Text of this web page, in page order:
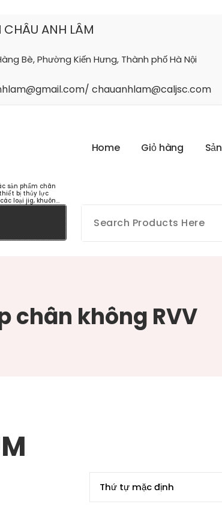
ANH LÂM
Bè, Phường Kiến Hưng, Thành phố Hà Nội
chauanhlam@caljsc.com
sản phẩm chân
bị thủy lực
loại jig, khuôn...
Home Giỏ hàng Sản
chân không RVV